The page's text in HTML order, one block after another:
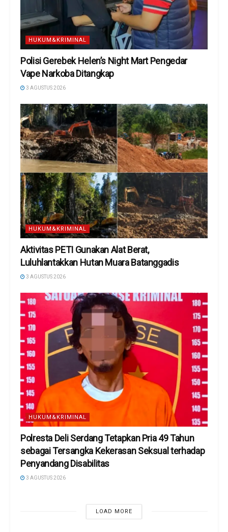
HUKUM&KRIMINAL
Polisi Gerebek Helen’s Night Mart Pengedar
Vape Narkoba Ditangkap
3 AGUSTUS 2026
HUKUM&KRIMINAL
Aktivitas PETI Gunakan Alat Berat,
Luluhlantakkan Hutan Muara Batanggadis
3 AGUSTUS 2026
HUKUM&KRIMINAL
Polresta Deli Serdang Tetapkan Pria 49 Tahun
sebagai Tersangka Kekerasan Seksual terhadap
Penyandang Disabilitas
3 AGUSTUS 2026
LOAD MORE